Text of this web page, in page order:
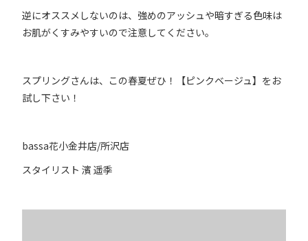
逆にオススメしないのは、強めのアッシュや暗すぎる色味は
お肌がくすみやすいので注意してください。
スプリングさんは、この春夏ぜひ！【ピンクベージュ】をお
試し下さい！
bassa花小金井店/所沢店
スタイリスト 濱 遥季